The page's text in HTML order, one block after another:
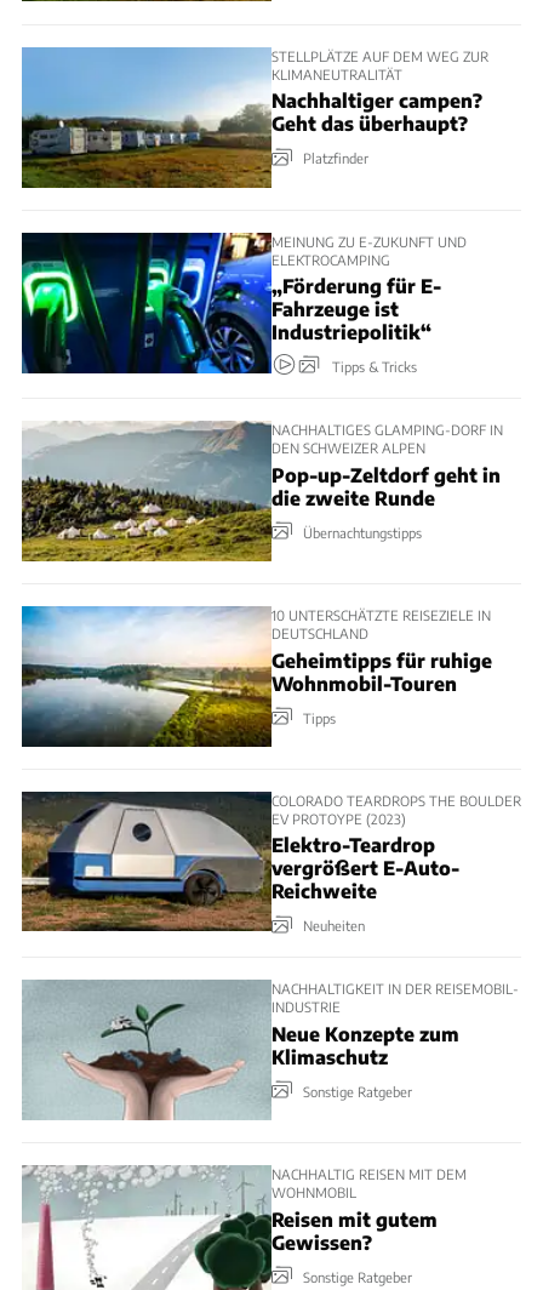
STELLPLÄTZE AUF DEM WEG ZUR
KLIMANEUTRALITÄT
Nachhaltiger campen?
Geht das überhaupt?
Platzfinder
MEINUNG ZU E-ZUKUNFT UND
ELEKTROCAMPING
„Förderung für E-
Fahrzeuge ist
Industriepolitik“
Tipps & Tricks
NACHHALTIGES GLAMPING-DORF IN
DEN SCHWEIZER ALPEN
Pop-up-Zeltdorf geht in
die zweite Runde
Übernachtungstipps
10 UNTERSCHÄTZTE REISEZIELE IN
DEUTSCHLAND
Geheimtipps für ruhige
Wohnmobil-Touren
Tipps
COLORADO TEARDROPS THE BOULDER
EV PROTOYPE (2023)
Elektro-Teardrop
vergrößert E-Auto-
Reichweite
Neuheiten
NACHHALTIGKEIT IN DER REISEMOBIL-
INDUSTRIE
Neue Konzepte zum
Klimaschutz
Sonstige Ratgeber
NACHHALTIG REISEN MIT DEM
WOHNMOBIL
Reisen mit gutem
Gewissen?
Sonstige Ratgeber